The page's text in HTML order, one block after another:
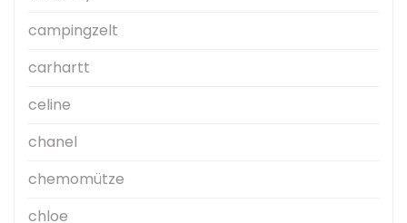
campingzelt
carhartt
celine
chanel
chemomütze
chloe